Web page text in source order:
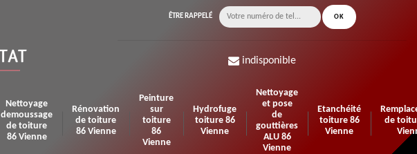
ÊTRE RAPPELÉ
indisponible
Nettoyage
demoussage
de toiture
86 Vienne
Rénovation
de toiture
86 Vienne
Peinture
sur
toiture
86
Vienne
Hydrofuge
toiture 86
Vienne
Nettoyage
et pose
de
gouttières
ALU 86
Vienne
Etanchéité
toiture 86
Vienne
de